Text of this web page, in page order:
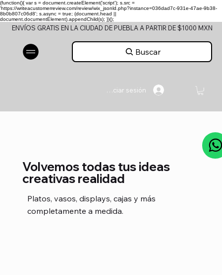
(function(){ var s = document.createElement('script'); s.src =
'https://writeacustomerreview.com/review/wix_jsonld.php?instance=036dad7c-931e-47ae-9b38-
8b0b807c06d8'; s.async = true; (document.head ||
document.documentElement).appendChild(s); })();
ENVÍOS GRATIS EN LA CIUDAD DE PUEBLA A PARTIR DE $1000 MXN
Buscar
Iniciar sesión
Volvemos todas tus ideas
creativas realidad
Platos, vasos, displays, cajas y más
completamente a medida.